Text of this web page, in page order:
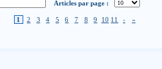
Articles par page :
1 2 3 4 5 6 7 8 9 10 11 › »